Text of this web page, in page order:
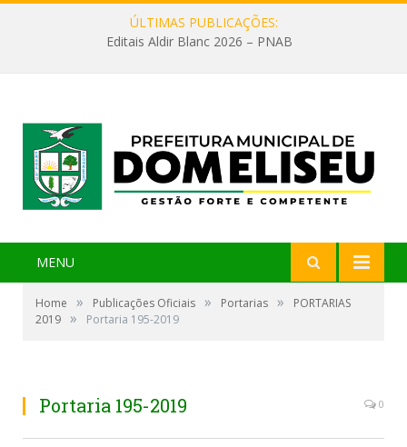
ÚLTIMAS PUBLICAÇÕES:
Editais Aldir Blanc 2026 – PNAB
MENU
Home » Publicações Oficiais » Portarias »
PORTARIAS
2019 » Portaria 195-2019
Portaria 195-2019 0